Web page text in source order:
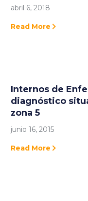
abril 6, 2018
Read More
Internos de
diagnóstico
zona 5
junio 16, 2015
Read More